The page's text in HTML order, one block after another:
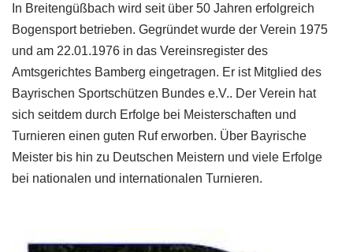
In Breitengüßbach wird seit über 50 Jahren erfolgreich
Bogensport betrieben. Gegründet wurde der Verein 1975
und am 22.01.1976 in das Vereinsregister des
Amtsgerichtes Bamberg eingetragen. Er ist Mitglied des
Bayrischen Sportschützen Bundes e.V.. Der Verein hat
sich seitdem durch Erfolge bei Meisterschaften und
Turnieren einen guten Ruf erworben. Über Bayrische
Meister bis hin zu Deutschen Meistern und viele Erfolge
bei nationalen und internationalen Turnieren.